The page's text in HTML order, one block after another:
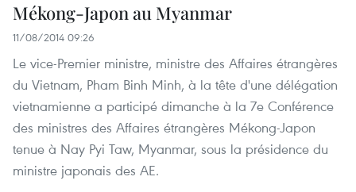
Mékong-Japon au Myanmar
11/08/2014 09:26
Le vice-Premier ministre, ministre des Affaires étrangères
du Vietnam, Pham Binh Minh, à la tête d'une délégation
vietnamienne a participé dimanche à la 7e Conférence
des ministres des Affaires étrangères Mékong-Japon
tenue à Nay Pyi Taw, Myanmar, sous la présidence du
ministre japonais des AE.